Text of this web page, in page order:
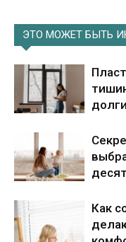
ЭТО МОЖЕТ БЫТЬ
Как